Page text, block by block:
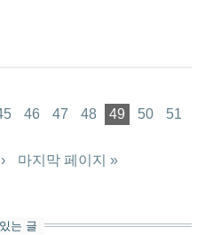
46 47 48 49 50 51
마지막 페이지 »
는 글